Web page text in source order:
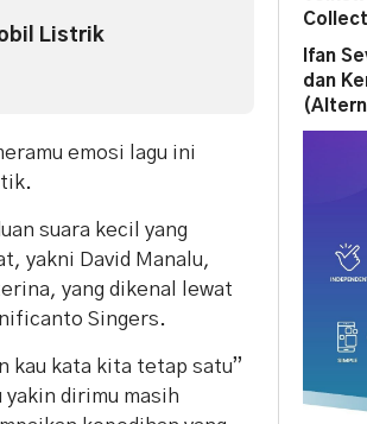
Listrik
emosi lagu ini
suara kecil yang
yakni David Manalu,
yang dikenal lewat
Singers.
kau kata kita tetap satu”
yakin dirimu masih
Ifan
dan